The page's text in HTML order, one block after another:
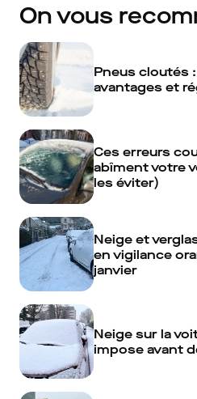
On vous
Pneus cloutés
avantages et
Ces erreurs
abîment votre
les éviter)
Neige et
en vigilance
janvier
Neige sur la
impose avant